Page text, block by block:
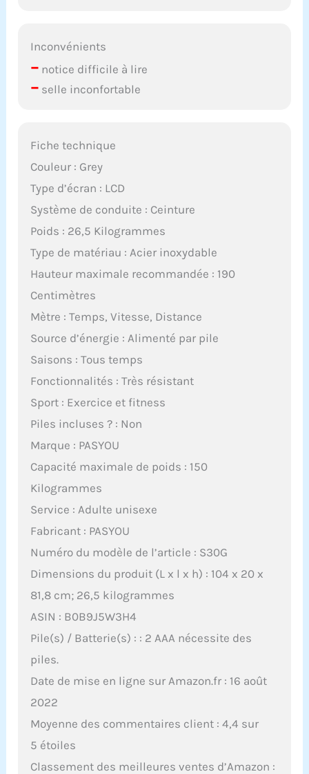
Inconvénients
– notice difficile à lire
– selle inconfortable
Fiche technique
Couleur : Grey
Type d’écran : LCD
Système de conduite : Ceinture
Poids : 26,5 Kilogrammes
Type de matériau : Acier inoxydable
Hauteur maximale recommandée : 190
Centimètres
Mètre : Temps, Vitesse, Distance
Source d’énergie : Alimenté par pile
Saisons : Tous temps
Fonctionnalités : Très résistant
Sport : Exercice et fitness
Piles incluses ? : Non
Marque : PASYOU
Capacité maximale de poids : 150
Kilogrammes
Service : Adulte unisexe
Fabricant : PASYOU
Numéro du modèle de l’article : S30G
Dimensions du produit (L x l x h) : 104 x 20 x
81,8 cm; 26,5 kilogrammes
ASIN : B0B9J5W3H4
Pile(s) / Batterie(s) : : 2 AAA nécessite des
piles.
Date de mise en ligne sur Amazon.fr : 16 août
2022
Moyenne des commentaires client : 4,4 sur
5 étoiles
Classement des meilleures ventes d’Amazon :